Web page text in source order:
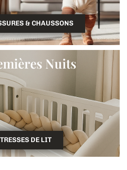
& CHAUSSONS
Nuits
DE LIT